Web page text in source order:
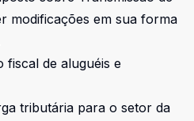
modificações em sua forma
fiscal de aluguéis e
tributária para o setor da